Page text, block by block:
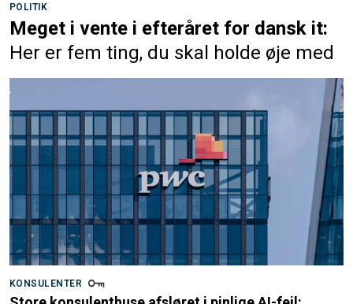
POLITIK
Meget i vente i efteråret for dansk it:
Her er fem ting, du skal holde øje med
KONSULENTER